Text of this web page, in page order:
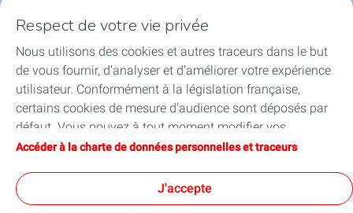
Financer les entreprises
Soutenir les projets industriels
Accompagner à l'international
Respect de votre vie privée
Nous utilisons des cookies et autres traceurs dans le but
de vous fournir, d’analyser et d’améliorer votre expérience
utilisateur. Conformément à la législation française,
certains cookies de mesure d'audience sont déposés par
défaut. Vous pouvez à tout moment modifier vos
paramètres de cookies en cliquant sur le bouton « Gérer
vous acceptez le dépôt de l’ensemble des cookies. Dans le
cas où vous cliquez sur « Je refuse », seuls les cookies
Accéder à la charte de données personnelles et traceurs
J'accepte